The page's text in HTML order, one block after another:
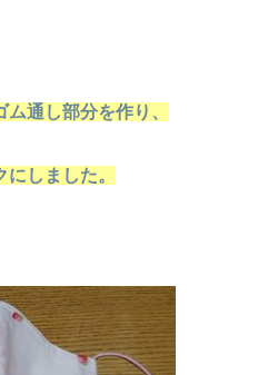
通し部分を作り、
しました。